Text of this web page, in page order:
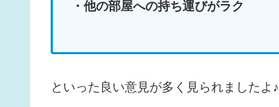
・他の部屋への持ち運びがラク
といった良い意見が多く見られましたよ♪